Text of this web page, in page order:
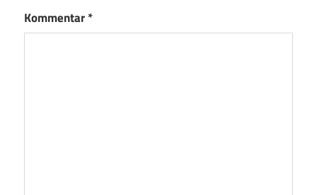
Kommentar*